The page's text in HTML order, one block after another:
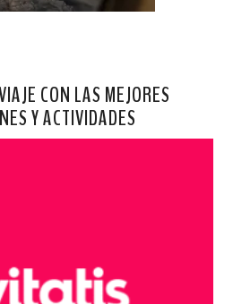
CON LAS MEJORES
Y ACTIVIDADES